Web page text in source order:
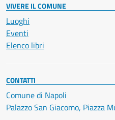
VIVERE IL COMUNE
Luoghi
Eventi
Elenco libri
CONTATTI
Comune di Napoli
Palazzo San Giacomo, Piazza